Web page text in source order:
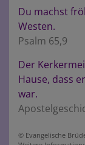
Du machst
Westen.
Psalm 65,9
Der
Hause, dass
war.
© Evangelische